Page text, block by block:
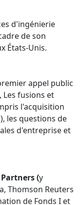
d'ingénierie
de son
États-Unis.
appel public
Les fusions et
l'acquisition
les questions de
d'entreprise et
(y
Thomson Reuters
de Fonds I et